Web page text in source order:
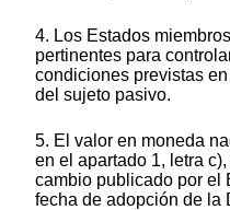
4. Los Estados
pertinentes para
condiciones previstas
del sujeto pasivo.
5. El valor en moneda
en el apartado 1, letra
cambio publicado por el
fecha de adopción de la